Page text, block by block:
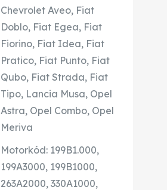
Chevrolet Aveo, Fiat
Doblo, Fiat Egea, Fiat
Fiorino, Fiat Idea, Fiat
Pratico, Fiat Punto, Fiat
Qubo, Fiat Strada, Fiat
Tipo, Lancia Musa, Opel
Astra, Opel Combo, Opel
Meriva
Motorkód: 199B1.000,
199A3000, 199B1000,
263A2000, 330A1000,